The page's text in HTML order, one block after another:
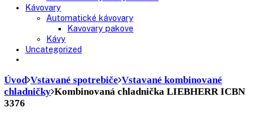
Kombinované laboratórne chladničky
Chladničky
Laboratórne
Mrazničky
Truhlicové -45 °C
Ultra nízka teplota -86 °C